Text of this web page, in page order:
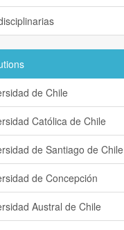
de Chile
Católica de Chile
de Santiago de Chile
de Concepción
Austral de Chile